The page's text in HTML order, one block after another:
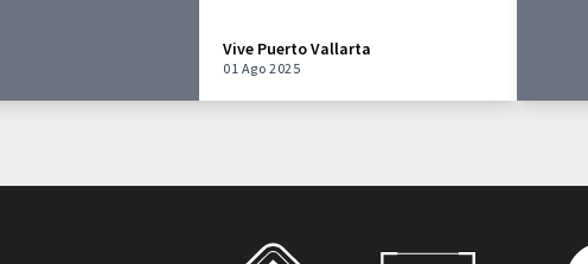
Vive Puerto Vallarta
01 Ago 2025